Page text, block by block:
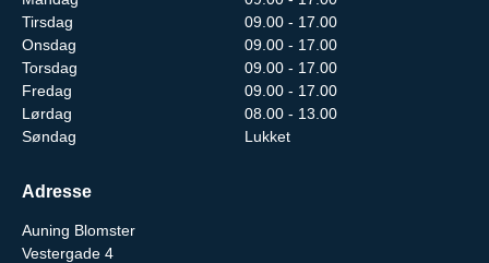
Tirsdag
09.00 - 17.00
Onsdag
09.00 - 17.00
Torsdag
09.00 - 17.00
Fredag
09.00 - 17.00
Lørdag
08.00 - 13.00
Søndag
Lukket
Adresse
Auning Blomster
Vestergade 4